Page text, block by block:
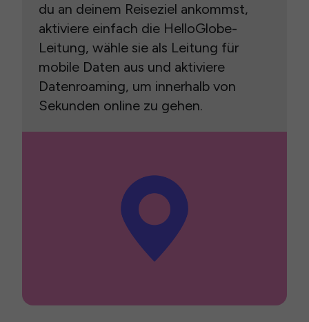
du an deinem Reiseziel ankommst,
aktiviere einfach die HelloGlobe-
Leitung, wähle sie als Leitung für
mobile Daten aus und aktiviere
Datenroaming, um innerhalb von
Sekunden online zu gehen.